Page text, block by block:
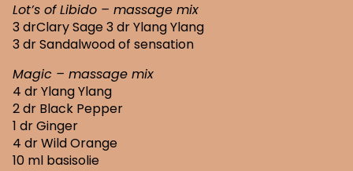
Lot’s of Libido – massage mix
3 drClary Sage 3 dr Ylang Ylang
3 dr Sandalwood of sensation
Magic – massage mix
4 dr Ylang Ylang
2 dr Black Pepper
1 dr Ginger
4 dr Wild Orange
10 ml basisolie